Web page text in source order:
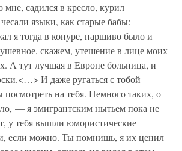
мне, садился в кресло, курил
языки, как старые бабы:
я тогда в конуре, паршиво было и
скажем, утешение в лице моих
А тут лучшая в Европе больница, и
И даже ругаться с тобой
посмотреть на тебя. Немного таких, о
— я эмигрантским нытьем пока не
у тебя вышли юмористические
если можно. Ты помнишь, я их ценил